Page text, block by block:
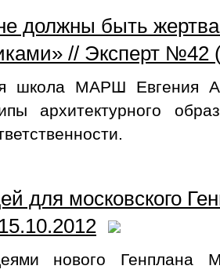
должны быть
// Эксперт №42
школа МАРШ Евгения
архитектурного
для московского
нового Генплана